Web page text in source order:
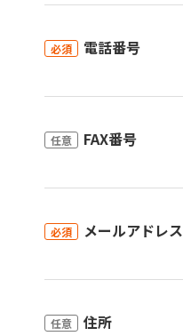
必須 電話番号
任意 FAX番号
必須 メールアドレス
任意 住所